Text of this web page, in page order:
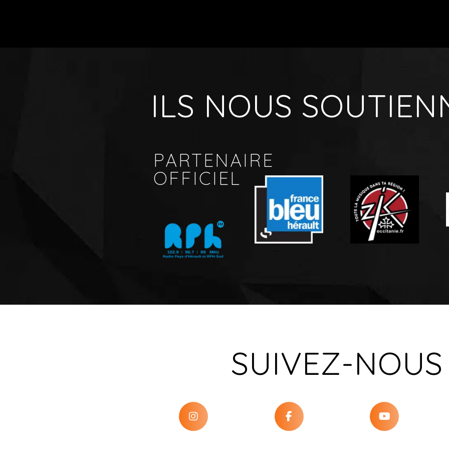
ILS NOUS
PARTENAIRE
OFFICIEL
SUIVEZ-NOUS